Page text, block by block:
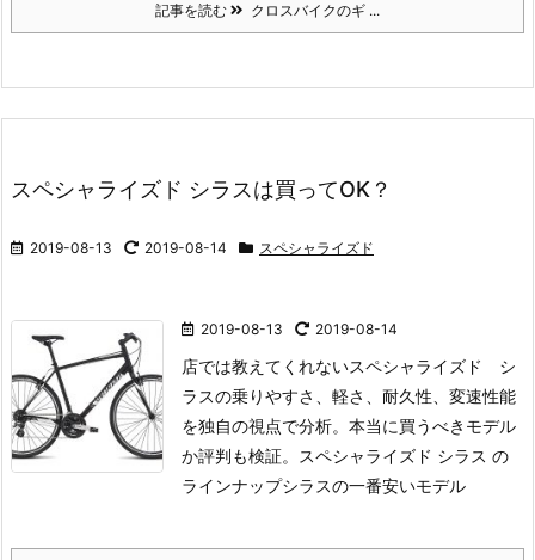
記事を読む クロスバイクのギ ...
スペシャライズド シラスは買ってOK？
2019-08-13 2019-08-14 スペシャライズド
2019-08-13 2019-08-14
店では教えてくれないスペシャライズド シ
ラスの乗りやすさ、軽さ、耐久性、変速性能
を独自の視点で分析。 本当に買うべきモデル
か評判も検証。
スペシャライズド シラス の
ラインナップシラスの一番安いモデル